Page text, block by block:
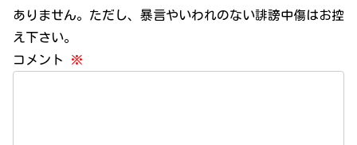
ありません。ただし、暴言やいわれのない誹謗中傷はお控
え下さい。
コメント
※